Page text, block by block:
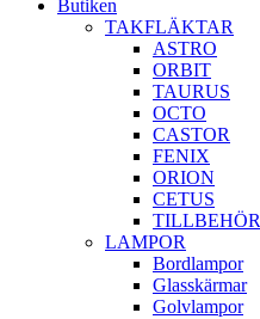
Butiken
TAKFLÄKTAR
ASTRO
ORBIT
TAURUS
OCTO
CASTOR
FENIX
ORION
CETUS
TILLBEHÖR
LAMPOR
Bordlampor
Glasskärmar
Golvlampor